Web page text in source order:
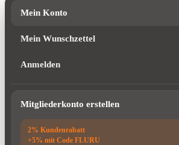
Mein Konto
Mein Wunschzettel
Anmelden
Mitgliederkonto erstellen